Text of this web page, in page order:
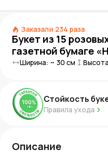
Заказали 234 раза
Букет из 15
газетной бумаге
Ширина: ~ 30 см
Стойкость
Правила ухода
Описание